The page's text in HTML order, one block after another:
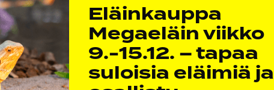
Eläinkauppa
Megaeläin viikko
9.-15.12. – tapaa
suloisia eläimiä ja